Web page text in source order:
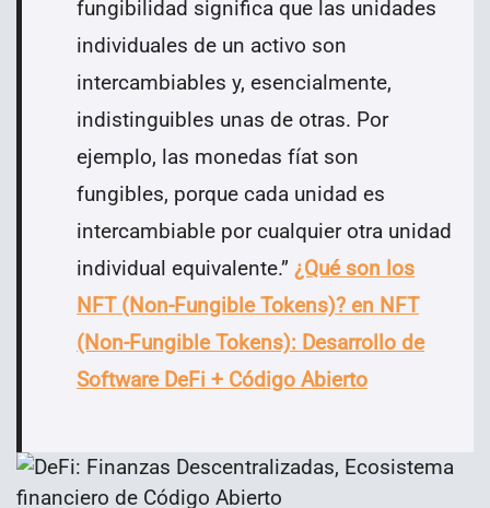
fungibilidad significa que las unidades
individuales de un activo son
intercambiables y, esencialmente,
indistinguibles unas de otras. Por
ejemplo, las monedas fíat son
fungibles, porque cada unidad es
intercambiable por cualquier otra unidad
individual equivalente.” ¿Qué son los
NFT (Non-Fungible Tokens)? en NFT
(Non-Fungible Tokens): Desarrollo de
Software DeFi + Código Abierto